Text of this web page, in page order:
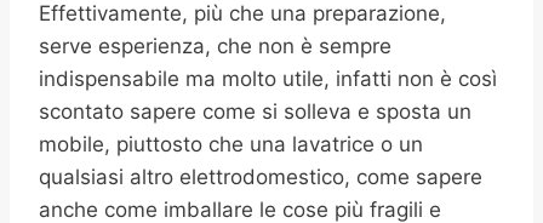
Effettivamente, più che una preparazione,
serve esperienza, che non è sempre
indispensabile ma molto utile, infatti non è così
scontato sapere come si solleva e sposta un
mobile, piuttosto che una lavatrice o un
qualsiasi altro elettrodomestico, come sapere
anche come imballare le cose più fragili e